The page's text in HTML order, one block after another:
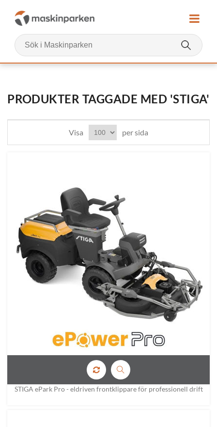
PRODUKTER TAGGADE MED 'STIGA'
Visa per sida
STIGA ePark Pro - eldriven frontklippare för professionell drift